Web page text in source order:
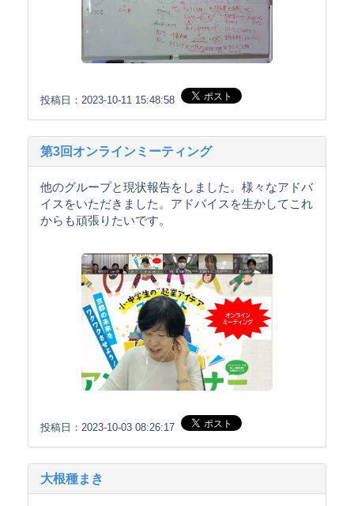
投稿日：2023-10-11 15:48:58
第3回オンラインミーティング
他のグループと現状報告をしました。様々なアドバ
イスをいただきました。アドバイスを生かしてこれ
からも頑張りたいです。
投稿日：2023-10-03 08:26:17
大根種まき